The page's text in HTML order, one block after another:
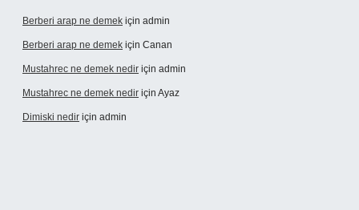
Berberi arap ne demek için admin
Berberi arap ne demek için Canan
Mustahrec ne demek nedir için admin
Mustahrec ne demek nedir için Ayaz
Dimiski nedir için admin